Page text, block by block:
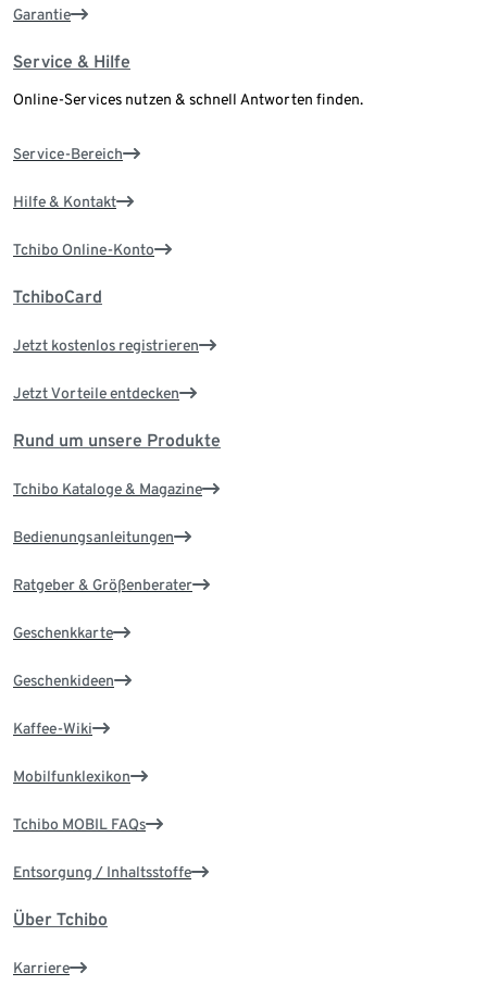
Garantie
Service & Hilfe
Online-Services nutzen & schnell Antworten finden.
Service-Bereich
Hilfe & Kontakt
Tchibo Online-Konto
TchiboCard
Jetzt kostenlos registrieren
Jetzt Vorteile entdecken
Rund um unsere Produkte
Tchibo Kataloge & Magazine
Bedienungsanleitungen
Ratgeber & Größenberater
Geschenkkarte
Geschenkideen
Kaffee-Wiki
Mobilfunklexikon
Tchibo MOBIL FAQs
Entsorgung / Inhaltsstoffe
Über Tchibo
Karriere